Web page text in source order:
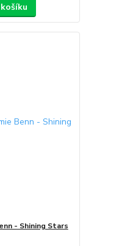
- Shining Stars